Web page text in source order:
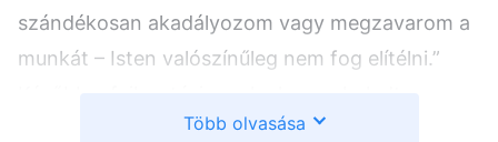
szándékosan akadályozom vagy megzavarom a
munkát – Isten valószínűleg nem fog elítélni.”
Minden alkalommal, amikor erre gondoltam,
Több olvasása